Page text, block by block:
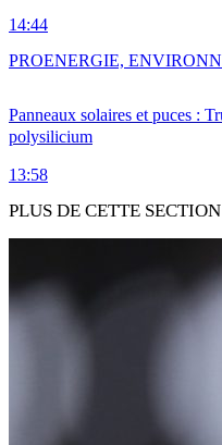
14:44
Panneaux solaires et puces :
polysilicium
13:58
PROENERGIE,
PLUS DE CETTE SECTION